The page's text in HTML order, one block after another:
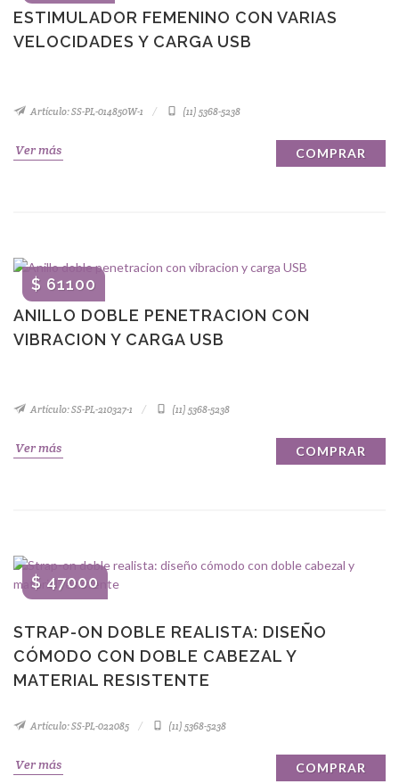
ESTIMULADOR FEMENINO CON VARIAS
VELOCIDADES Y CARGA USB
Artículo: SS-PL-014850W-1 (11) 5368-5238
Ver más COMPRAR
ANILLO DOBLE PENETRACION CON
VIBRACION Y CARGA USB
$ 61100
Artículo: SS-PL-210327-1 (11) 5368-5238
Ver más COMPRAR
STRAP-ON DOBLE REALISTA: DISEÑO
CÓMODO CON DOBLE CABEZAL Y
MATERIAL RESISTENTE
$ 47000
Artículo: SS-PL-022085 (11) 5368-5238
Ver más COMPRAR